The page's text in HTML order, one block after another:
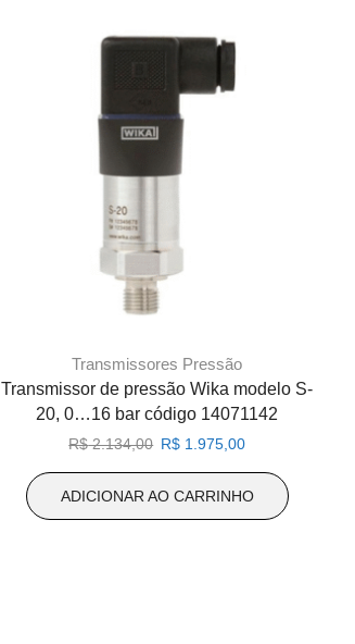
Transmissores Pressão
Transmissor de pressão Wika modelo S-
20, 0…16 bar código 14071142
R$2.134,00 O
original
R$ 1.975,00O
atual
ADICIONAR AO CARRINHO